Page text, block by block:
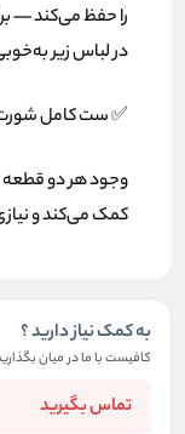
را حفظ می‌کند —
در لباس زیر
✅ ست کامل
وجود هر دو
کمک می‌کند و
به کمک نیاز دارید ؟
کافیست با ما در میان
تماس بگیرید